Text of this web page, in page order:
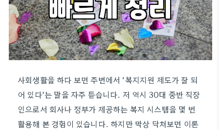
사회생활을 하다 보면 주변에서 ‘복지지원 제도가 잘 되
어 있다’는 말을 자주 듣습니다. 저 역시 30대 중반 직장
인으로서 회사나 정부가 제공하는 복지 시스템을 몇 번
활용해 본 경험이 있습니다. 하지만 막상 닥쳐보면 이론